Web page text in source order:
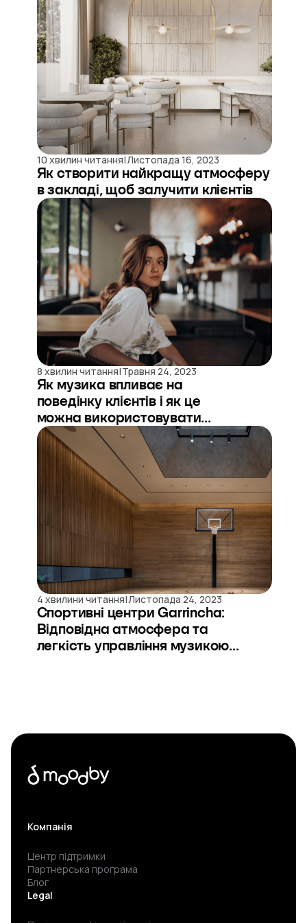
10 хвилин читання|Листопада 16, 2023
Як створити найкращу атмосферу
в закладі, щоб залучити клієнтів
8 хвилин читання|Травня 24, 2023
Як музика впливає на
поведінку клієнтів і як це
можна використовувати...
4 хвилини читання|Листопада 24, 2023
Спортивні центри Garrincha:
Відповідна атмосфера та
легкість управління музикою...
Компанія
Центр підтримки
Партнерська програма
Блог
Legal